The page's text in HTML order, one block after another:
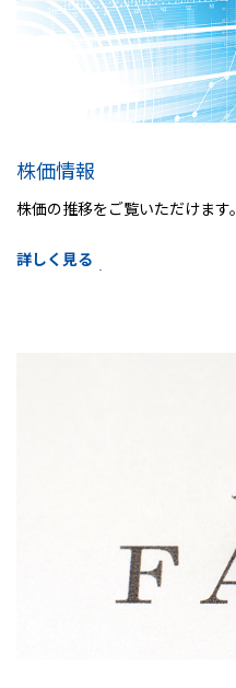
株価情報
株価の推移をご覧いただけます。
詳しく見る